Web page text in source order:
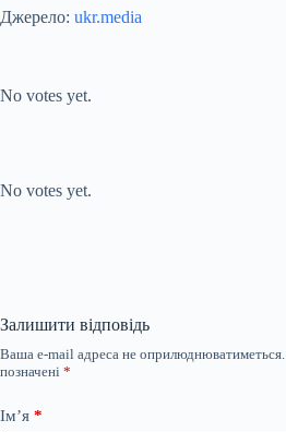
Джерело: ukr.media
No votes yet.
No votes yet.
Залишити відповідь
Ваша e-mail адреса не оприлюднюватиметься.
позначені *
Ім’я *